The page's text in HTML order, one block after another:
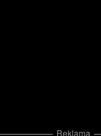
Reklama